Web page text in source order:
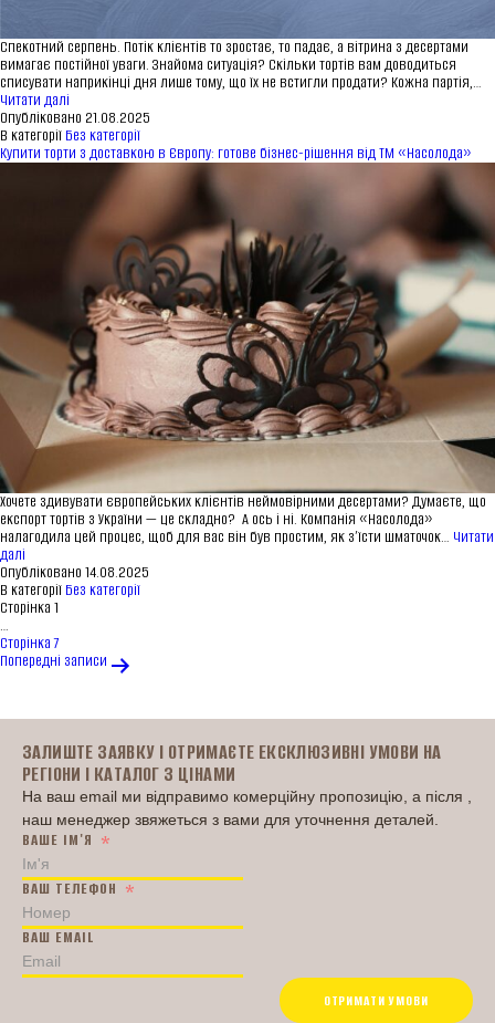
Спекотний серпень. Потік клієнтів то зростає, то падає, а вітрина з десертами
вимагає постійної уваги. Знайома ситуація? Скільки тортів вам доводиться
списувати наприкінці дня лише тому, що їх не встигли продати? Кожна партія,…
Читати далі
таке
торти
із
заморозкою:
переваги
HoReCa
ЄС
Опубліковано 21.08.2025
В категорії Без категорії
Купити торти з доставкою в Європу: готове бізнес-рішення від ТМ «Насолода»
Хочете здивувати європейських клієнтів неймовірними десертами? Думаєте, що
експорт тортів з України — це складно? А ось і ні. Компанія «Насолода»
налагодила цей процес, щоб для вас він був простим, як з’їсти шматочок… Читати
далі
торти
з
доставкою
Європу:
готове
«Насолода»
Опубліковано 14.08.2025
В категорії Без категорії
Пагінація
записів
Сторінка 1
…
Сторінка 7
Попередні записи
ЗАЛИШТЕ ЗАЯВКУ І ОТРИМАЄТЕ ЕКСКЛЮЗИВНІ УМОВИ НА
РЕГІОНИ І КАТАЛОГ З ЦІНАМИ
На ваш email ми відправимо комерційну пропозицію, а після ,
наш менеджер звяжеться з вами для уточнення деталей.
ВАШЕ ІМ'Я
ВАШ ТЕЛЕФОН
ВАШ EMAIL
ОТРИМАТИ УМОВИ